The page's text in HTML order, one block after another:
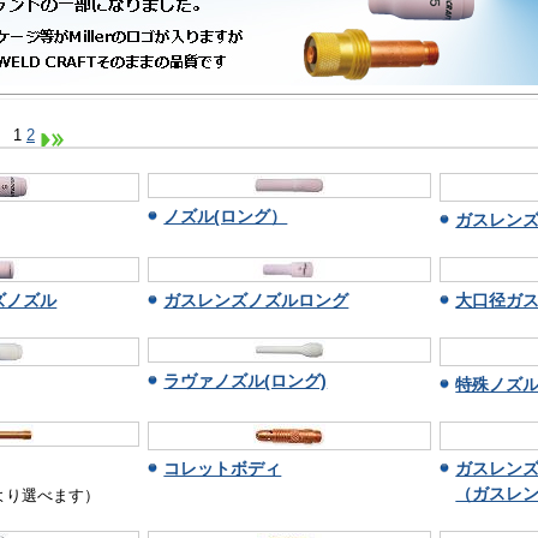
1 2
ノズル(ロング） ガスレン
ノズル ガスレンズノズルロング 大口径ガ
ラヴァノズル(ロング) 特殊ノズ
選べます）
コレットボディ
ガスレン
（ガスレ